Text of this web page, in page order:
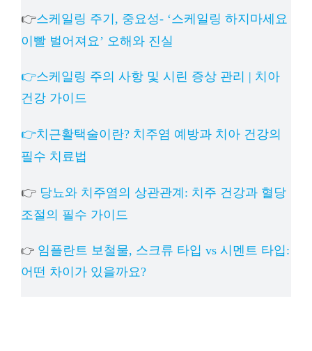
👉스케일링 주기, 중요성- ‘스케일링 하지마세요
이빨 벌어져요’ 오해와 진실
👉스케일링 주의 사항 및 시린 증상 관리 | 치아
건강 가이드
👉치근활택술이란? 치주염 예방과 치아 건강의
필수 치료법
👉 당뇨와 치주염의 상관관계: 치주 건강과 혈당
조절의 필수 가이드
👉 임플란트 보철물, 스크류 타입 vs 시멘트 타입:
어떤 차이가 있을까요?